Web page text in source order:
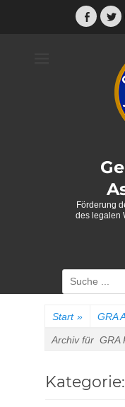
Förderung
des legalen
Suche
nach:
Start » GRA
Archiv für GRA
Kategorie: